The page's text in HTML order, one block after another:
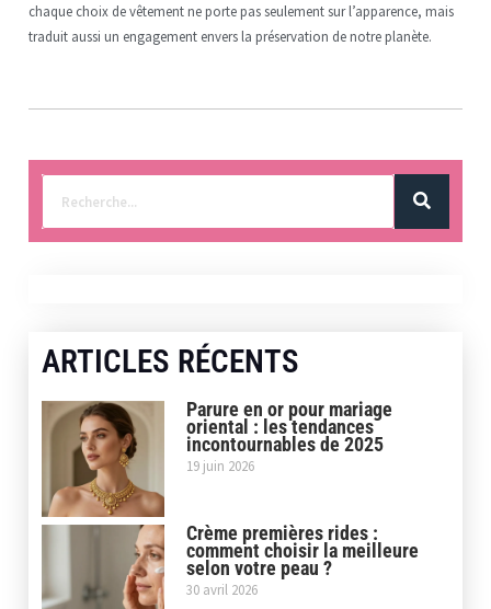
ARTICLES RÉCENTS
Parure en or pour mariage
oriental : les tendances
incontournables de 2025
19 juin 2026
Crème premières rides :
comment choisir la meilleure
selon votre peau ?
30 avril 2026
chaque choix de vêtement ne porte pas seulement sur l’apparence, mais
traduit aussi un engagement envers la préservation de notre planète.